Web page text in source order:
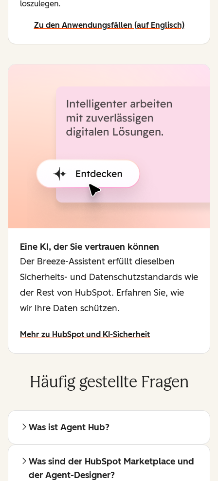
loszulegen.
Zu den Anwendungsfällen (auf Englisch)
Eine KI, der Sie vertrauen können
Der Breeze-Assistent erfüllt dieselben
Sicherheits- und Datenschutzstandards wie
der Rest von HubSpot. Erfahren Sie, wie
wir Ihre Daten schützen.
Mehr zu HubSpot und KI-Sicherheit
Häufig gestellte Fragen
Was ist Agent Hub?
Was sind der HubSpot Marketplace und
der Agent-Designer?